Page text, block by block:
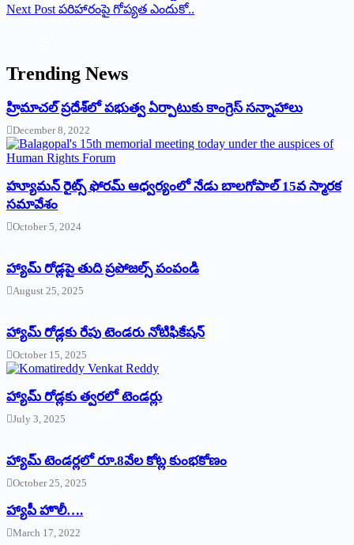
Next Post పరిహారంపై గోప్యత ఎందుకో..
Trending News
‌హ్రిమాచల్‌ ‌ప్రదేశ్‌లో పభుత్వ ఏర్పాటుకు కాంగ్రెస్‌ ‌సన్నాహాలు
December 8, 2022
హ్యూమన్‌ రైట్స్‌ ఫోరమ్‌ ఆధ్వర్యంలో నేడు బాలగోపాల్‌ 15వ స్మారక
సమావేశం
October 5, 2024
హ్యామ్‌ రోడ్లపై తుది ప్రపోజల్స్‌ పంపండి
August 25, 2025
హ్యామ్‌ రోడ్లకు రేపు టెండరు నోటిఫికేషన్‌
October 15, 2025
హ్యామ్‌ రోడ్లకు త్వరలో టెండర్లు
July 3, 2025
హ్యామ్‌ ‌టెండర్లలో రూ.8వేల కోట్ల కుంభకోణం
October 25, 2025
హ్యాపీ హొలీ….
March 17, 2022